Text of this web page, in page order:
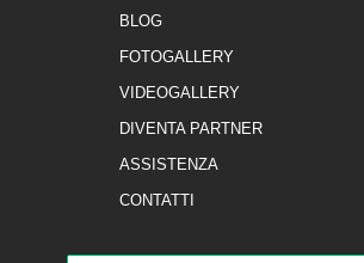
BLOG
FOTOGALLERY
VIDEOGALLERY
DIVENTA PARTNER
ASSISTENZA
CONTATTI